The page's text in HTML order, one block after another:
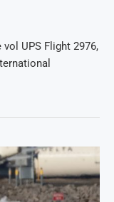
UPS Flight 2976,